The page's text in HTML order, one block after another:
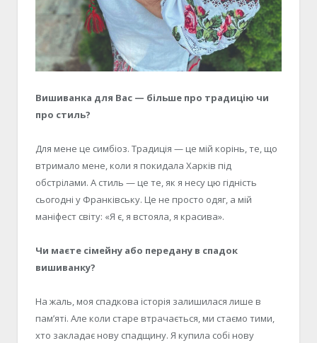
Вишиванка для Вас — більше про традицію чи
про стиль?
Для мене це симбіоз. Традиція — це мій корінь, те, що
втримало мене, коли я покидала Харків під
обстрілами. А стиль — це те, як я несу цю гідність
сьогодні у Франківську. Це не просто одяг, а мій
маніфест світу: «Я є, я встояла, я красива».
Чи маєте сімейну або передану в спадок
вишиванку?
На жаль, моя спадкова історія залишилася лише в
пам’яті. Але коли старе втрачається, ми стаємо тими,
хто закладає нову спадщину. Я купила собі нову